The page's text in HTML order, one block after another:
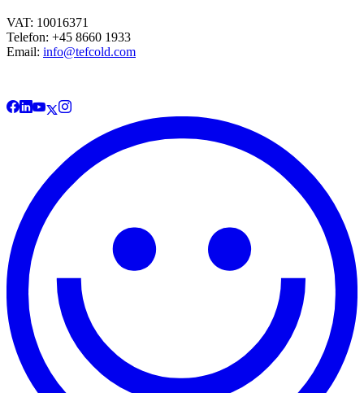
VAT: 10016371
Telefon: +45 8660 1933
Email: info@tefcold.com